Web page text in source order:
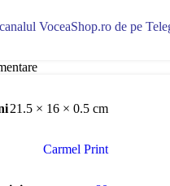
VoceaShop.ro de pe
21.5 × 16 × 0.5 cm
Carmel Print